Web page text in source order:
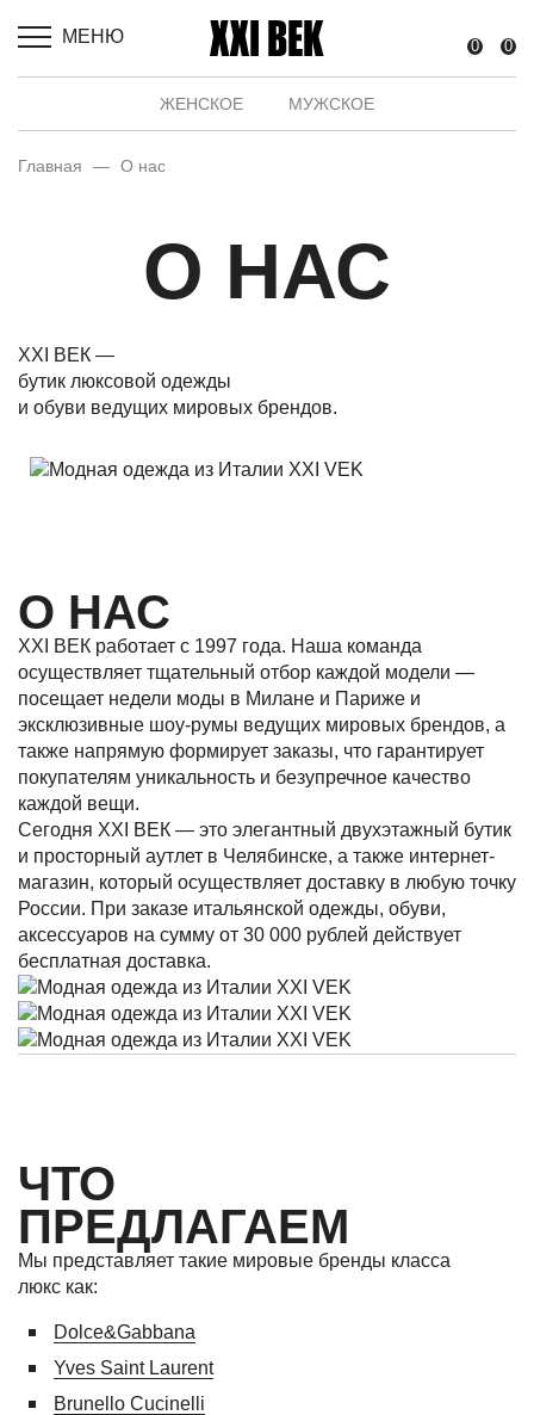
МЕНЮ 0 0
ЖЕНСКОЕ МУЖСКОЕ
Главная — О нас
О НАС
XXI ВЕК —
бутик люксовой одежды
и обуви ведущих мировых брендов.
О НАС
XXI ВЕК работает с 1997 года. Наша команда
осуществляет тщательный отбор каждой модели —
посещает недели моды в Милане и Париже и
эксклюзивные шоу-румы ведущих мировых брендов, а
также напрямую формирует заказы, что гарантирует
покупателям уникальность и безупречное качество
каждой вещи.
Сегодня XXI ВЕК — это элегантный двухэтажный бутик
и просторный аутлет в Челябинске, а также интернет-
магазин, который осуществляет доставку в любую точку
России. При заказе итальянской одежды, обуви,
аксессуаров на сумму от 30 000 рублей действует
бесплатная доставка.
ЧТО
ПРЕДЛАГАЕМ
Мы представляет такие мировые бренды класса
люкс как:
Dolce&Gabbana
Yves Saint Laurent
Brunello Cucinelli